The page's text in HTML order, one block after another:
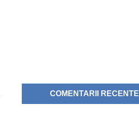
COMENTARII RECENTE